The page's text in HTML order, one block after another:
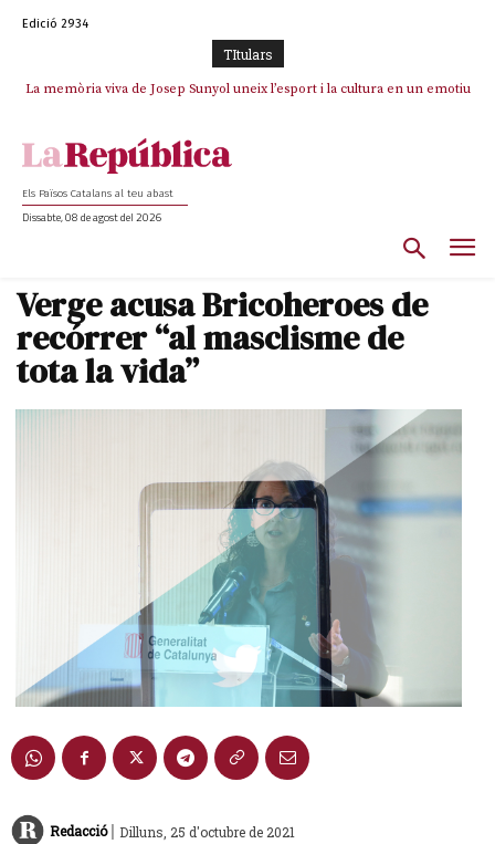
Edició 2934
TItulars
La memòria viva de Josep Sunyol uneix l’esport i la cultura en un emotiu
Els Països Catalans al teu abast
Dissabte, 08 de agost del 2026
Verge acusa Bricoheroes de
recórrer “al masclisme de
tota la vida”
Redacció | Dilluns, 25 d'octubre de 2021